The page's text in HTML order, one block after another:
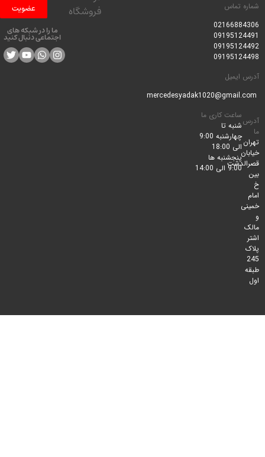
تماس
ساعت کاری ما
شنبه تا
چهارشنبه 9:00
الی 18:00
پنجشنبه ها
9:00 الی 14:00
فروشگاه
عضویت
ما را در شبکه های
اجتماعی دنبال کنید